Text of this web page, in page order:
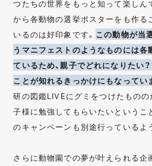
つたちの世界をもっと知って楽しん
から各動物の選挙ポスターをも作る
いるのは好印象です。 この動物が当
うマニフェストのようなものには
ているため、親子でどれになりたい
ことが知れるきっかけにもなってい
研の図鑑LIVEにグミをつけたものの
子様に勉強してもらいたいというこ
のキャンペーンも別途行っているよ
さらに動物園での夢が叶えられる企